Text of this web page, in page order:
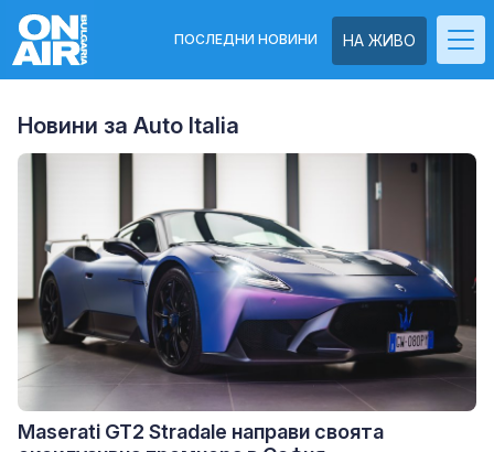
НА ЖИВО
ПОСЛЕДНИ НОВИНИ
Новини за Auto Italia
Maserati GT2 Stradale направи своята